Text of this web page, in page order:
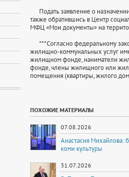
Подать заявление о
также обратившись в Центр
МФЦ «Мои документы» на
***Согласно федеральному
жилищно-коммунальных услуг
жилищном фонде, наниматели
фонде, члены жилищного или
помещения (квартиры, жилого
ПОХОЖИЕ МАТЕРИАЛЫ
07.08.2026
Анастасия Михайлова:
коми культуры
31.07.2026